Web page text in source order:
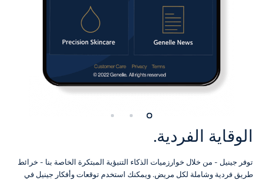
الوقاية الفردية.
توفر جينيل - من خلال خوارزميات الذكاء التنبؤية المبتكرة الخاصة بنا - خرائط
طريق فردية وشاملة لكل مريض. ويمكنك استخدم توقعات وأفكار جينيل في